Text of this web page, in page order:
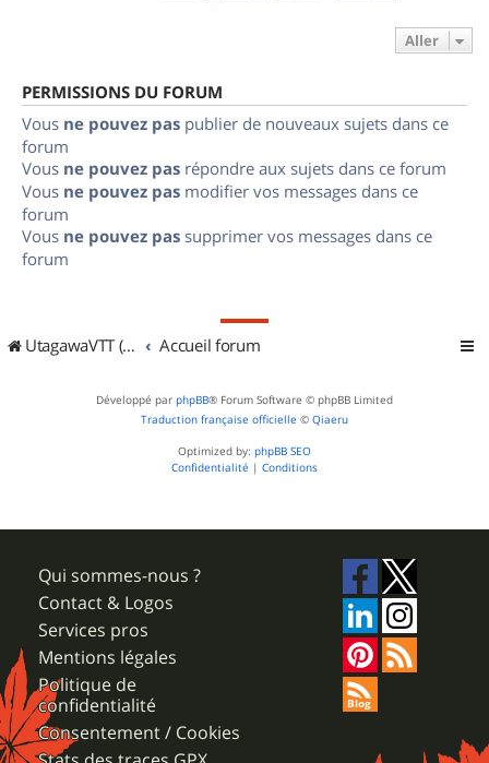
Aller
PERMISSIONS DU FORUM
Vous ne pouvez pas publier de nouveaux sujets dans ce
forum
Vous ne pouvez pas répondre aux sujets dans ce forum
Vous ne pouvez pas modifier vos messages dans ce
forum
Vous ne pouvez pas supprimer vos messages dans ce
forum
UtagawaVTT (Randos VTT et VTTAE avec traces GPS) Accueil forum
Développé par phpBB® Forum Software © phpBB Limited
Traduction française officielle © Qiaeru
Optimized by: phpBB SEO
Confidentialité | Conditions
Qui sommes-nous ?
Contact & Logos
Services pros
Mentions légales
Politique de
confidentialité
Consentement / Cookies